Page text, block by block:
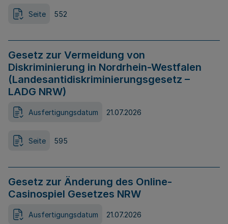
Seite 552
Gesetz zur Vermeidung von
Diskriminierung in Nordrhein-Westfalen
(Landesantidiskriminierungsgesetz –
LADG NRW)
Ausfertigungsdatum 21.07.2026
Seite 595
Gesetz zur Änderung des Online-
Casinospiel Gesetzes NRW
Ausfertigungsdatum 21.07.2026